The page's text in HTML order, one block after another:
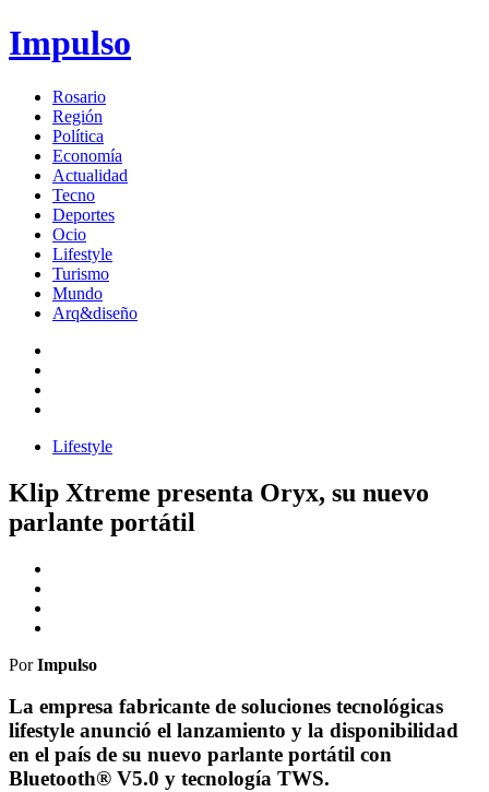
Impulso
Rosario
Región
Política
Economía
Actualidad
Tecno
Deportes
Ocio
Lifestyle
Turismo
Mundo
Arq&diseño
Lifestyle
Klip Xtreme presenta Oryx, su nuevo
parlante portátil
PorImpulso
La empresa fabricante de soluciones tecnológicas
lifestyle anunció el lanzamiento y la disponibilidad
en el país de su nuevo parlante portátil con
Bluetooth® V5.0 y tecnología TWS.